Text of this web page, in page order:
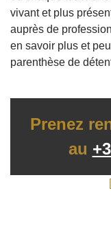
vivant et plus
auprès de
en savoir plus et
parenthèse de
Prenez
au